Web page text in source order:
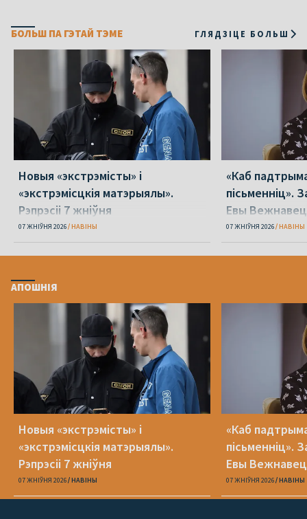
БОЛЬШ ПА ГЭТАЙ ТЭМЕ ГЛЯДЗІЦЕ БОЛЬШ
Новыя «экстрэмісты» і
«экстрэмісцкія матэрыялы».
Рэпрэсіі 7 жніўня
07 ЖНІЎНЯ 2026 НАВІНЫ
«Каб
пісьменніц».
Евы Вежнавец
07 ЖНІЎНЯ 2026 НАВІНЫ
АПОШНІЯ
Новыя «экстрэмісты» і
«экстрэмісцкія матэрыялы».
Рэпрэсіі 7 жніўня
07 ЖНІЎНЯ 2026 НАВІНЫ
«Каб
пісьменніц».
Евы Вежнавец
07 ЖНІЎНЯ 2026 НАВІНЫ